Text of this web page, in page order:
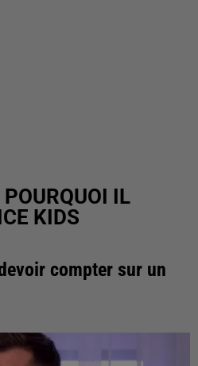
IL
KIDS
compter sur un